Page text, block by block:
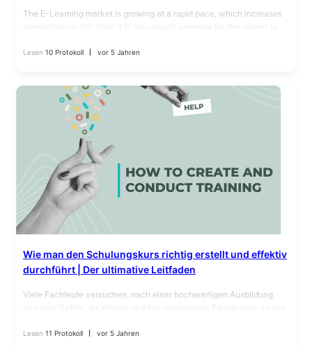
The E-Learning market is growing at a rapid pace, which increases
Lesen 10 Protokoll vor 5 Jahren
Wie man den Schulungskurs richtig erstellt und effektiv
durchführt | Der ultimative Leitfaden
Viele Fachleute versuchen, nach einer hochwertigen Ausbildung
Lesen 11 Protokoll vor 5 Jahren